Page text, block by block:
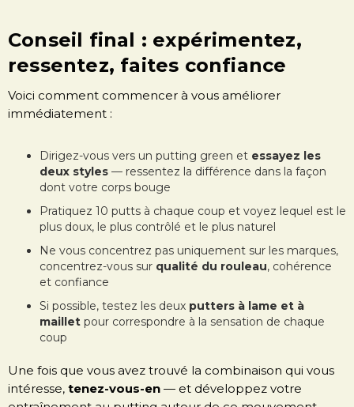
Conseil final : expérimentez,
ressentez, faites confiance
Voici comment commencer à vous améliorer
immédiatement :
Dirigez-vous vers un putting green et essayez les
deux styles — ressentez la différence dans la façon
dont votre corps bouge
Pratiquez 10 putts à chaque coup et voyez lequel est le
plus doux, le plus contrôlé et le plus naturel
Ne vous concentrez pas uniquement sur les marques,
concentrez-vous sur qualité du rouleau, cohérence
et confiance
Si possible, testez les deux putters à lame et à
maillet pour correspondre à la sensation de chaque
coup
Une fois que vous avez trouvé la combinaison qui vous
intéresse, tenez-vous-en — et développez votre